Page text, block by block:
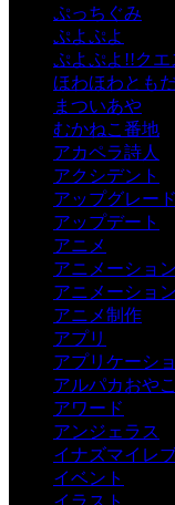
ぷっちぐみ
ぷよぷよ
ぷよぷよ!!クエ
ほわほわとも
まついあや
むかねこ番地
アカペラ詩人
アクシデント
アップグレード
アップデート
アニメ
アニメーション
アニメーショ
アニメ制作
アプリ
アプリケーシ
アルパカおやこ
アワード
アンジェラス
イナズマイレ
イベント
イラスト